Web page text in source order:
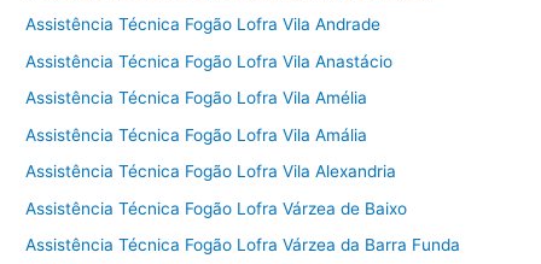
Assistência Técnica Fogão Lofra Vila Andrade
Assistência Técnica Fogão Lofra Vila Anastácio
Assistência Técnica Fogão Lofra Vila Amélia
Assistência Técnica Fogão Lofra Vila Amália
Assistência Técnica Fogão Lofra Vila Alexandria
Assistência Técnica Fogão Lofra Várzea de Baixo
Assistência Técnica Fogão Lofra Várzea da Barra Funda